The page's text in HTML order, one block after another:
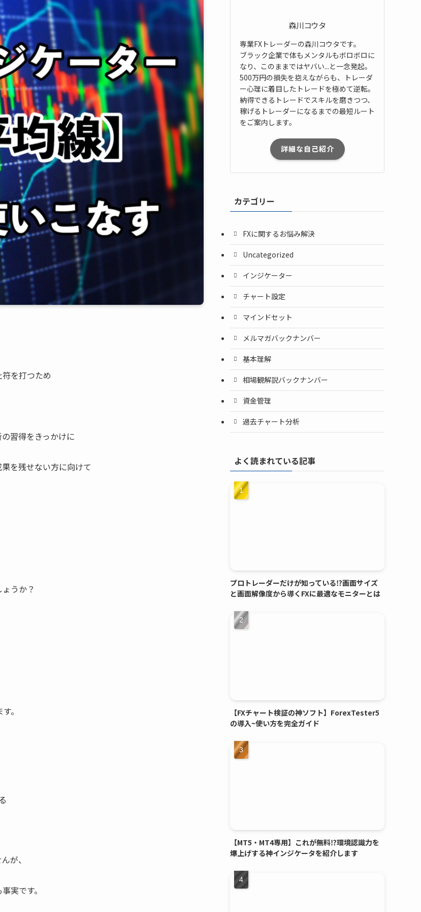
を打つため
習得をきっかけに
を残せない方に向けて
うか？
。
が、
実です。
森川コウタ
専業FXトレーダーの森川コウタです。
ブラック企業で体もメンタルもボロボロに
なり、このままではヤバい...と一念発起。
500万円の損失を抱えながらも、トレーダ
ー心理に着目したトレードを極めて逆転。
納得できるトレードでスキルを磨きつつ、
稼げるトレーダーになるまでの最短ルート
をご案内します。
詳細な自己紹介
カテゴリー
FXに関するお悩み解決
Uncategorized
インジケーター
チャート設定
マインドセット
メルマガバックナンバー
基本理解
相場観解説バックナンバー
資金管理
過去チャート分析
よく読まれている記事
プロトレーダーだけが知っている⁉画面サイズ
と画面解像度から導くFXに最適なモニターとは
【FXチャート検証の神ソフト】ForexTester5
の導入~使い方を完全ガイド
【MT5・MT4専用】これが無料⁉環境認識力を
爆上げする神インジケータを紹介します